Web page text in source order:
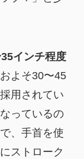
インチ程度
よそ30〜45
用されてい
っているの
、手首を使
ストローク